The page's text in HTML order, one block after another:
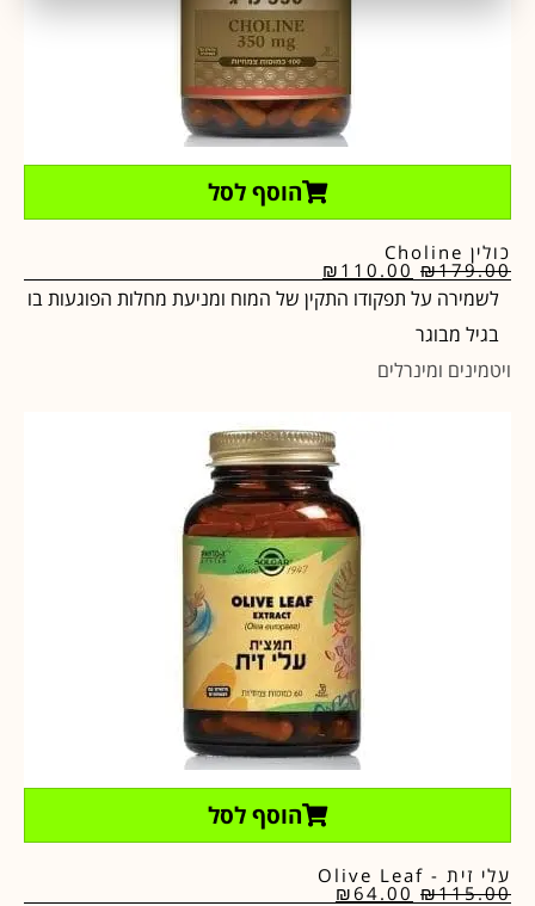
הוסף לסל
כולין Choline
₪179.00
₪ 110.00
לשמירה על תפקודו התקין של המוח ומניעת מחלות הפוגעות בו
בגיל מבוגר
ויטמינים ומינרלים
הוסף לסל
עלי זית - Olive Leaf
₪115.00
₪64.00